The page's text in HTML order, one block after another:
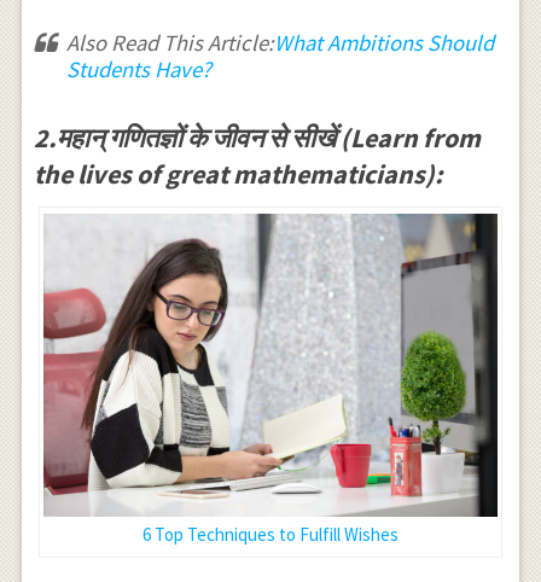
Also Read This Article:What Ambitions Should
Students Have?
2.महान् गणितज्ञों के जीवन से सीखें (Learn from
the lives of great mathematicians):
6 Top Techniques to Fulfill Wishes